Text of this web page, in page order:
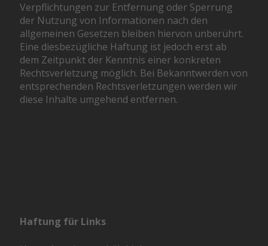
Verpflichtungen zur Entfernung oder Sperrung
der Nutzung von Informationen nach den
allgemeinen Gesetzen bleiben hiervon unberührt.
Eine diesbezügliche Haftung ist jedoch erst ab
dem Zeitpunkt der Kenntnis einer konkreten
Rechtsverletzung möglich. Bei Bekanntwerden von
entsprechenden Rechtsverletzungen werden wir
diese Inhalte umgehend entfernen.
Haftung für Links